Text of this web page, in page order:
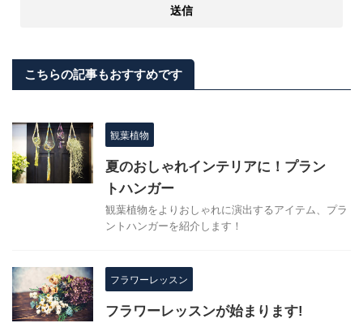
こちらの記事もおすすめです
観葉植物
夏のおしゃれインテリアに！プラン
トハンガー
観葉植物をよりおしゃれに演出するアイテム、プラ
ントハンガーを紹介します！
フラワーレッスン
フラワーレッスンが始まります!